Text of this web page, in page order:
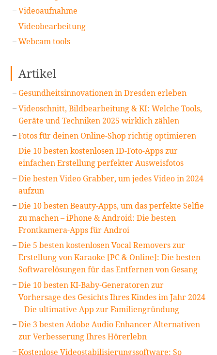
Videoaufnahme
Videobearbeitung
Webcam tools
Artikel
Gesundheitsinnovationen in Dresden erleben
Videoschnitt, Bildbearbeitung & KI: Welche Tools,
Geräte und Techniken 2025 wirklich zählen
Fotos für deinen Online-Shop richtig optimieren
Die 10 besten kostenlosen ID-Foto-Apps zur
einfachen Erstellung perfekter Ausweisfotos
Die besten Video Grabber, um jedes Video in 2024
aufzun
Die 10 besten Beauty-Apps, um das perfekte Selfie
zu machen – iPhone & Android: Die besten
Frontkamera-Apps für Androi
Die 5 besten kostenlosen Vocal Removers zur
Erstellung von Karaoke [PC & Online]: Die besten
Softwarelösungen für das Entfernen von Gesang
Die 10 besten KI-Baby-Generatoren zur
Vorhersage des Gesichts Ihres Kindes im Jahr 2024
– Die ultimative App zur Familiengründung
Die 3 besten Adobe Audio Enhancer Alternativen
zur Verbesserung Ihres Hörerlebn
Kostenlose Videostabilisierungssoftware: So